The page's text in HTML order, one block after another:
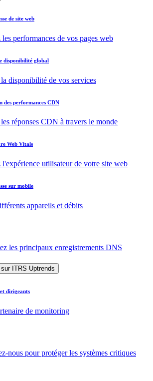
de site web
les performances de vos pages web
disponibilité global
disponibilité de vos services
des performances CDN
réponses CDN à travers le monde
Web Vitals
l'expérience utilisateur de votre site web
sur mobile
appareils et débits
les principaux enregistrements DNS
ITRS Uptrends
dirigeants
de monitoring
nous pour protéger les systèmes critiques